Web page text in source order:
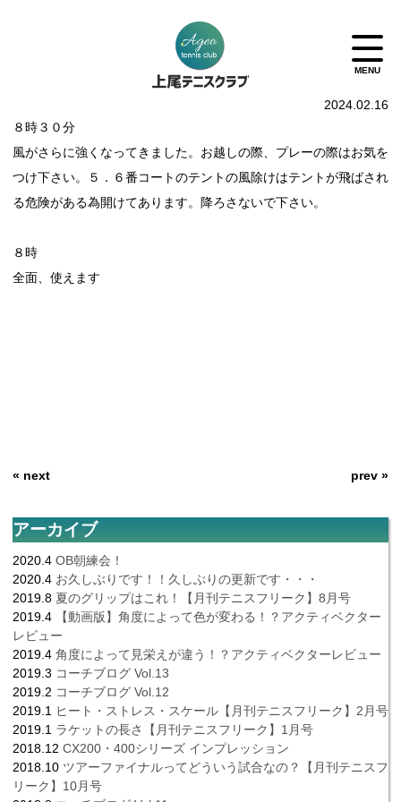
2024.02.16
８時３０分
風がさらに強くなってきました。お越しの際、プレーの際はお気を
つけ下さい。５．６番コートのテントの風除けはテントが飛ばされ
る危険がある為開けてあります。降ろさないで下さい。
８時
全面、使えます
« next prev »
アーカイブ
2020.4 OB朝練会！
2020.4 お久しぶりです！！久しぶりの更新です・・・
2019.8 夏のグリップはこれ！【月刊テニスフリーク】8月号
2019.4
【動画版】角度によって色が変わる！？アクティベクター
レビュー
2019.4 角度によって見栄えが違う！？アクティベクターレビュー
2019.3 コーチブログ Vol.13
2019.2 コーチブログ Vol.12
2019.1 ヒート・ストレス・スケール【月刊テニスフリーク】2月号
2019.1 ラケットの長さ【月刊テニスフリーク】1月号
2018.12 CX200・400シリーズ インプレッション
2018.10 ツアーファイナルってどういう試合なの？【月刊テニスフ
リーク】10月号